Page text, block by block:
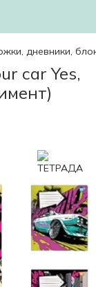
дневники,
car Yes,